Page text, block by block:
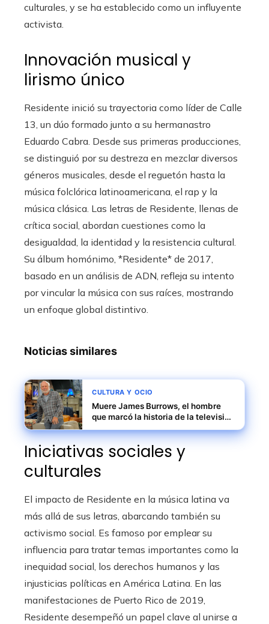
culturales, y se ha establecido como un influyente
activista.
Innovación musical y
lirismo único
Residente inició su trayectoria como líder de Calle
13, un dúo formado junto a su hermanastro
Eduardo Cabra. Desde sus primeras producciones,
se distinguió por su destreza en mezclar diversos
géneros musicales, desde el reguetón hasta la
música folclórica latinoamericana, el rap y la
música clásica. Las letras de Residente, llenas de
crítica social, abordan cuestiones como la
desigualdad, la identidad y la resistencia cultural.
Su álbum homónimo, *Residente* de 2017,
basado en un análisis de ADN, refleja su intento
por vincular la música con sus raíces, mostrando
un enfoque global distintivo.
Noticias similares
CULTURA Y OCIO
Muere James Burrows, el hombre
que marcó la historia de la televisión
moderna
Iniciativas sociales y
culturales
El impacto de Residente en la música latina va
más allá de sus letras, abarcando también su
activismo social. Es famoso por emplear su
influencia para tratar temas importantes como la
inequidad social, los derechos humanos y las
injusticias políticas en América Latina. En las
manifestaciones de Puerto Rico de 2019,
Residente desempeñó un papel clave al unirse a